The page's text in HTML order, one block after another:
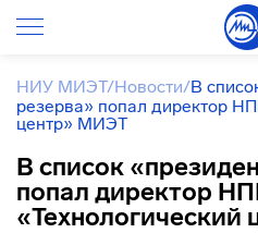
НИУ МИЭТ/Новости/В
резерва» попал директор
центр» МИЭТ
В список
попал директор